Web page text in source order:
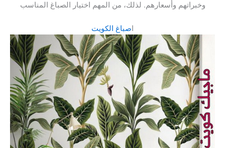
وخبراتهم وأسعارهم. لذلك، من المهم اختيار الصباغ المناسب
صباغ الكويت